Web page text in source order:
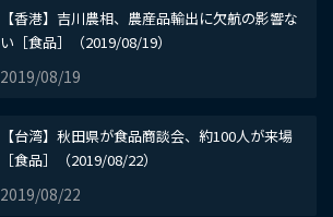
【香港】吉川農相、農産品輸出に欠航の影響な
い［食品］（2019/08/19）
2019/08/19
【台湾】秋田県が食品商談会、約100人が来場
［食品］（2019/08/22）
2019/08/22